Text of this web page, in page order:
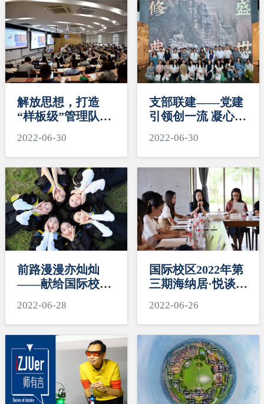
解放思想，打造
“样板级”管理队伍
部门主管岗位述职
竞聘会顺利举行
2022-06-30
支部联建——党建
引领创一流 凝心聚
2022-06-30
前路漫漫亦灿灿
——献给国际校区
2022-06-28
国际校区2022年第
三期海纳居·悦谈暨
谈顺利举行
2022-06-26